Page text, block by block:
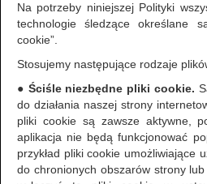
Na potrzeby niniejszej Polityki
technologie śledzące określane
cookie”.
Stosujemy następujące rodzaje
● Ściśle niezbędne pliki cookie.
do działania naszej strony
pliki cookie są zawsze aktywne,
aplikacja nie będą funkcjonować
przykład pliki cookie umożliwiające
do chronionych obszarów strony